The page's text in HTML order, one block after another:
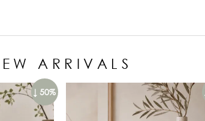
ARRIVALS
↓ 50%